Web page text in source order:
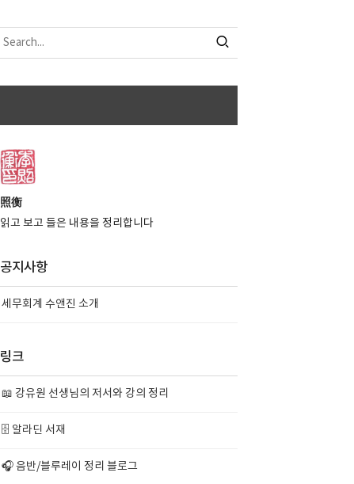
照衡
읽고 보고 들은 내용을 정리합니다
공지사항
세무회계 수앤진 소개
링크
📖 강유원 선생님의 저서와 강의 정리
🗄️ 알라딘 서재
🎧 음반/블루레이 정리 블로그